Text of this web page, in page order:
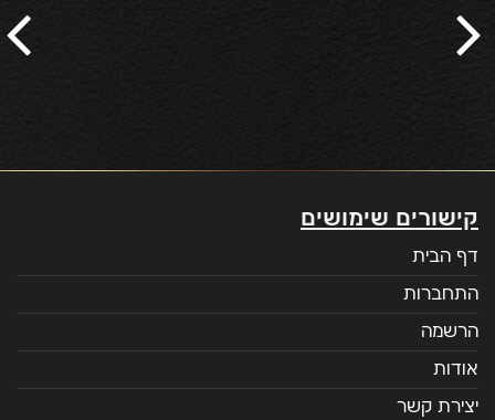
קישורים שימושים
דף הבית
התחברות
הרשמה
אודות
יצירת קשר